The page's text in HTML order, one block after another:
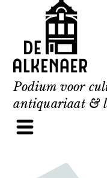
content
Podium voor
antiquariaat &